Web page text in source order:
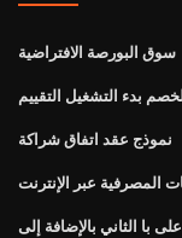
سوق البورصة الافتراضية
بدء التشغيل التقييم
نموذج عقد اتفاق شراكة
المصرفية عبر الإنترنت
با الثاني بالإضافة إلى